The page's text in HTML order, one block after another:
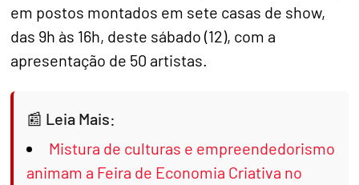
em postos montados em sete casas de show,
das 9h às 16h, deste sábado (12), com a
apresentação de 50 artistas.
Leia Mais:
Mistura de culturas e empreendedorismo
animam a Feira de Economia Criativa no